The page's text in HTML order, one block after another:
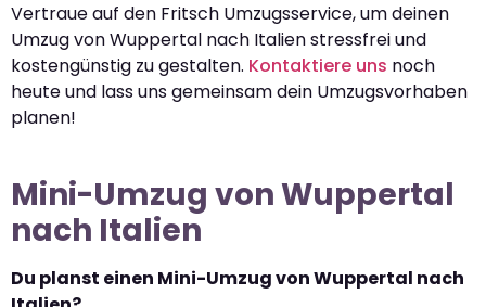
Vertraue auf den Fritsch Umzugsservice, um deinen
Umzug von Wuppertal nach Italien stressfrei und
kostengünstig zu gestalten. Kontaktiere uns noch
heute und lass uns gemeinsam dein Umzugsvorhaben
planen!
Mini-Umzug von Wuppertal
nach Italien
Du planst einen Mini-Umzug von Wuppertal nach